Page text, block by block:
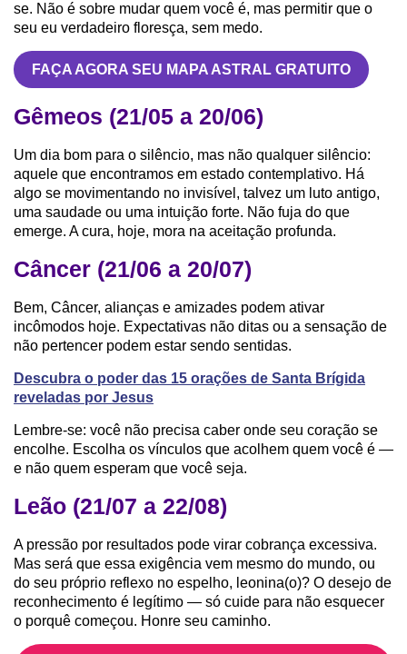
se. Não é sobre mudar quem você é, mas permitir que o
seu eu verdadeiro floresça, sem medo.
FAÇA AGORA SEU MAPA ASTRAL GRATUITO
Gêmeos (21/05 a 20/06)
Um dia bom para o silêncio, mas não qualquer silêncio:
aquele que encontramos em estado contemplativo. Há
algo se movimentando no invisível, talvez um luto antigo,
uma saudade ou uma intuição forte. Não fuja do que
emerge. A cura, hoje, mora na aceitação profunda.
Câncer (21/06 a 20/07)
Bem, Câncer, alianças e amizades podem ativar
incômodos hoje. Expectativas não ditas ou a sensação de
não pertencer podem estar sendo sentidas.
Descubra o poder das 15 orações de Santa Brígida
reveladas por Jesus
Lembre-se: você não precisa caber onde seu coração se
encolhe. Escolha os vínculos que acolhem quem você é —
e não quem esperam que você seja.
Leão (21/07 a 22/08)
A pressão por resultados pode virar cobrança excessiva.
Mas será que essa exigência vem mesmo do mundo, ou
do seu próprio reflexo no espelho, leonina(o)? O desejo de
reconhecimento é legítimo — só cuide para não esquecer
o porquê começou. Honre seu caminho.